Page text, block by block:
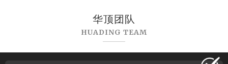
华顶团队
HUADING TEAM